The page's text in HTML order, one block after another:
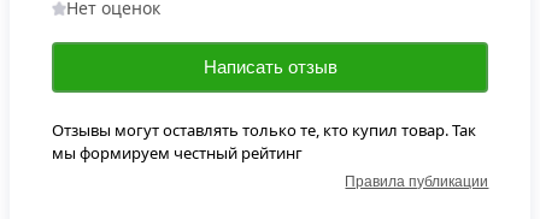
Нет оценок
Написать отзыв
Отзывы могут оставлять только те, кто купил товар. Так
мы формируем честный рейтинг
Правила публикации